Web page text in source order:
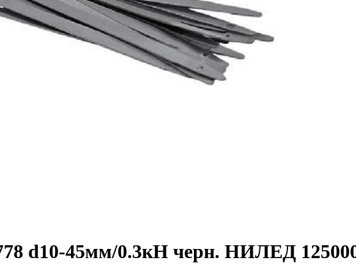
d10-45мм/0.3кН черн. НИЛЕД